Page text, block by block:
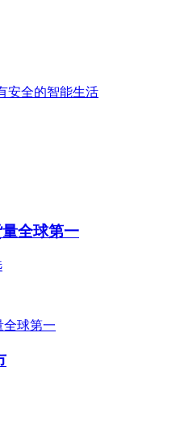
安全的智能生活
全球第一